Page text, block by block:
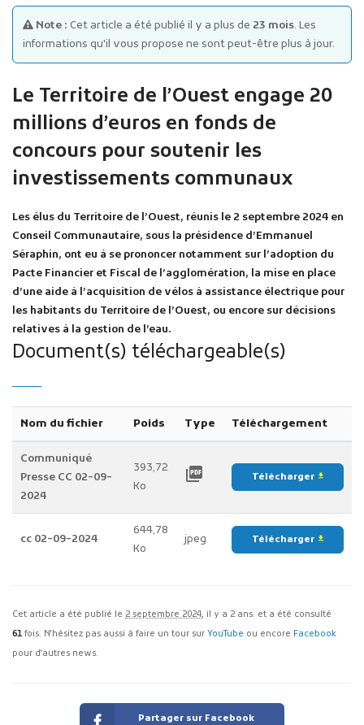
Marchés publics
Projets financés par l'Europe
Note : Cet article a été publié il y a plus de 23 mois. Les
informations qu'il vous propose ne sont peut-être plus à jour.
Le Territoire de l’Ouest engage 20
millions d’euros en fonds de
concours pour soutenir les
investissements communaux
Les élus du Territoire de l’Ouest, réunis le 2 septembre 2024 en
Conseil Communautaire, sous la présidence d’Emmanuel
Séraphin, ont eu à se prononcer notamment sur l’adoption du
Pacte Financier et Fiscal de l’agglomération, la mise en place
d’une aide à l’acquisition de vélos à assistance électrique pour
les habitants du Territoire de l’Ouest, ou encore sur décisions
relatives à la gestion de l’eau.
Document(s) téléchargeable(s)
Nom du fichier Poids Type Téléchargement
Communiqué
Presse CC 02-09-
2024
393,72
Ko
picture_as_pdf Télécharger file_download
cc 02-09-2024
644,78
Ko
jpeg Télécharger file_download
Cet article a été publié le 2 septembre 2024, il y a 2 ans. et a été consulté
61 fois. N'hésitez pas aussi à faire un tour sur YouTube ou encore Facebook
pour d'autres news.
Partager sur Facebook